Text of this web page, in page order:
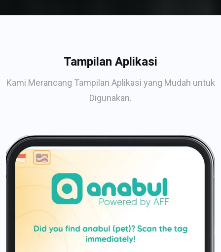
Tampilan Aplikasi
Kami Merancang Tampilan Aplikasi yang Mudah untuk
Digunakan.